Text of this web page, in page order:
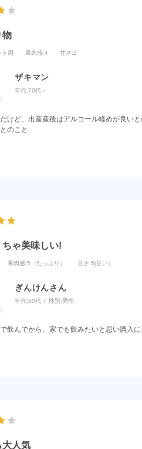
物
ト用 果肉感:4 甘さ :2
ザキマン
年代:70代～
けど、出産産後はアルコール軽めが良い
のこと
ゃ美味しい!
果肉感:5（たっぷり） 甘さ :5(甘い）
ぎんけんさん
年代:50代 性別:男性
飲んでから、家でも飲みたいと思い購入
大人気